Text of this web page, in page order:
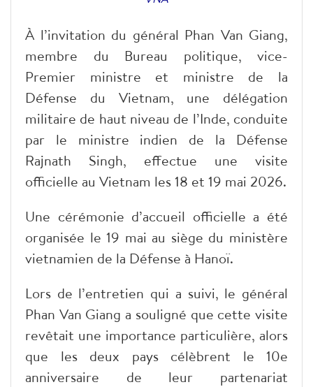
À l’invitation du général Phan Van Giang,
membre du Bureau politique, vice-
Premier ministre et ministre de la
Défense du Vietnam, une délégation
militaire de haut niveau de l’Inde, conduite
par le ministre indien de la Défense
Rajnath Singh, effectue une visite
officielle au Vietnam les 18 et 19 mai 2026.
Une cérémonie d’accueil officielle a été
organisée le 19 mai au siège du ministère
vietnamien de la Défense à Hanoï.
Lors de l’entretien qui a suivi, le général
Phan Van Giang a souligné que cette visite
revêtait une importance particulière, alors
que les deux pays célèbrent le 10e
anniversaire de leur partenariat